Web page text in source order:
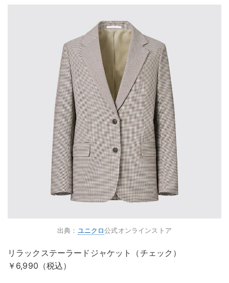
出典： ユニクロ公式オンラインストア
リラックステーラードジャケット（チェック）
￥6,990（税込）